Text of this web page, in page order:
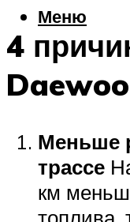
Меню
4
Меньше
трассе
км